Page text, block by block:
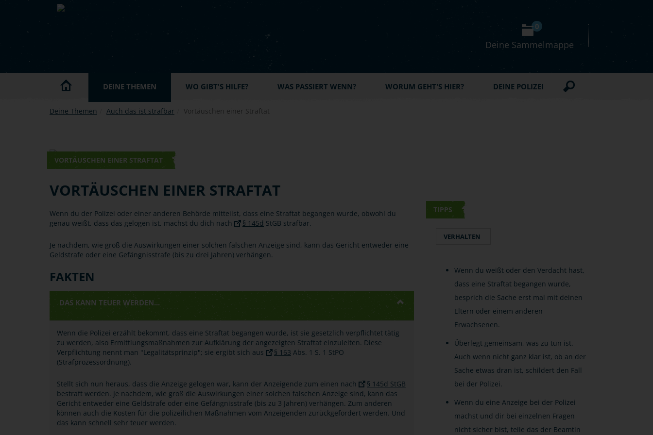
Skip to main content
Deine Sammelmappe
0
DEINE THEMEN WO GIBT'S HILFE? WAS PASSIERT WENN? WORUM GEHT'S HIER? DEINE POLIZEI
Deine Themen Auch das ist strafbar Vortäuschen einer Straftat
VORTÄUSCHEN EINER STRAFTAT
VORTÄUSCHEN EINER STRAFTAT
Wenn du der Polizei oder einer anderen Behörde mitteilst, dass eine Straftat begangen wurde, obwohl du
genau weißt, dass das gelogen ist, machst du dich nach
§ 145d StGB strafbar.
Je nachdem, wie groß die Auswirkungen einer solchen falschen Anzeige sind, kann das Gericht entweder eine
Geldstrafe oder eine Gefängnisstrafe (bis zu drei Jahren) verhängen.
FAKTEN
DAS KANN TEUER WERDEN...
Wenn die Polizei erzählt bekommt, dass eine Straftat begangen wurde, ist sie gesetzlich verpflichtet tätig
zu werden, also Ermittlungsmaßnahmen zur Aufklärung der angezeigten Straftat einzuleiten. Diese
Verpflichtung nennt man "Legalitätsprinzip"; sie ergibt sich aus
§ 163 Abs. 1 S. 1 StPO
(Strafprozessordnung).
Stellt sich nun heraus, dass die Anzeige gelogen war, kann der Anzeigende zum einen nach
§ 145d StGB
bestraft werden. Je nachdem, wie groß die Auswirkungen einer solchen falschen Anzeige sind, kann das
Gericht entweder eine Geldstrafe oder eine Gefängnisstrafe (bis zu 3 Jahren) verhängen. Zum anderen
können auch die Kosten für die polizeilichen Maßnahmen vom Anzeigenden zurückgefordert werden. Und
das kann schnell sehr teuer werden.
TIPPS
VERHALTEN
Wenn du weißt oder den Verdacht hast,
dass eine Straftat begangen wurde,
besprich die Sache erst mal mit deinen
Eltern oder einem anderen
Erwachsenen.
Überlegt gemeinsam, was zu tun ist.
Auch wenn nicht ganz klar ist, ob an der
Sache etwas dran ist, schildert den Fall
bei der Polizei.
Wenn du eine Anzeige bei der Polizei
machst und dir bei einzelnen Fragen
nicht sicher bist, teile das der Beamtin